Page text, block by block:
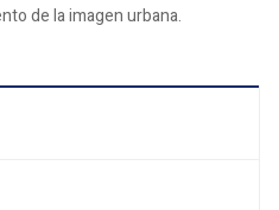
de la imagen urbana.